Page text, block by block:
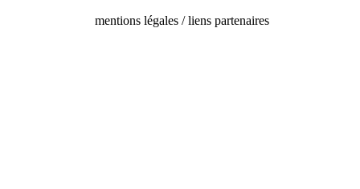
mentions légales / liens partenaires